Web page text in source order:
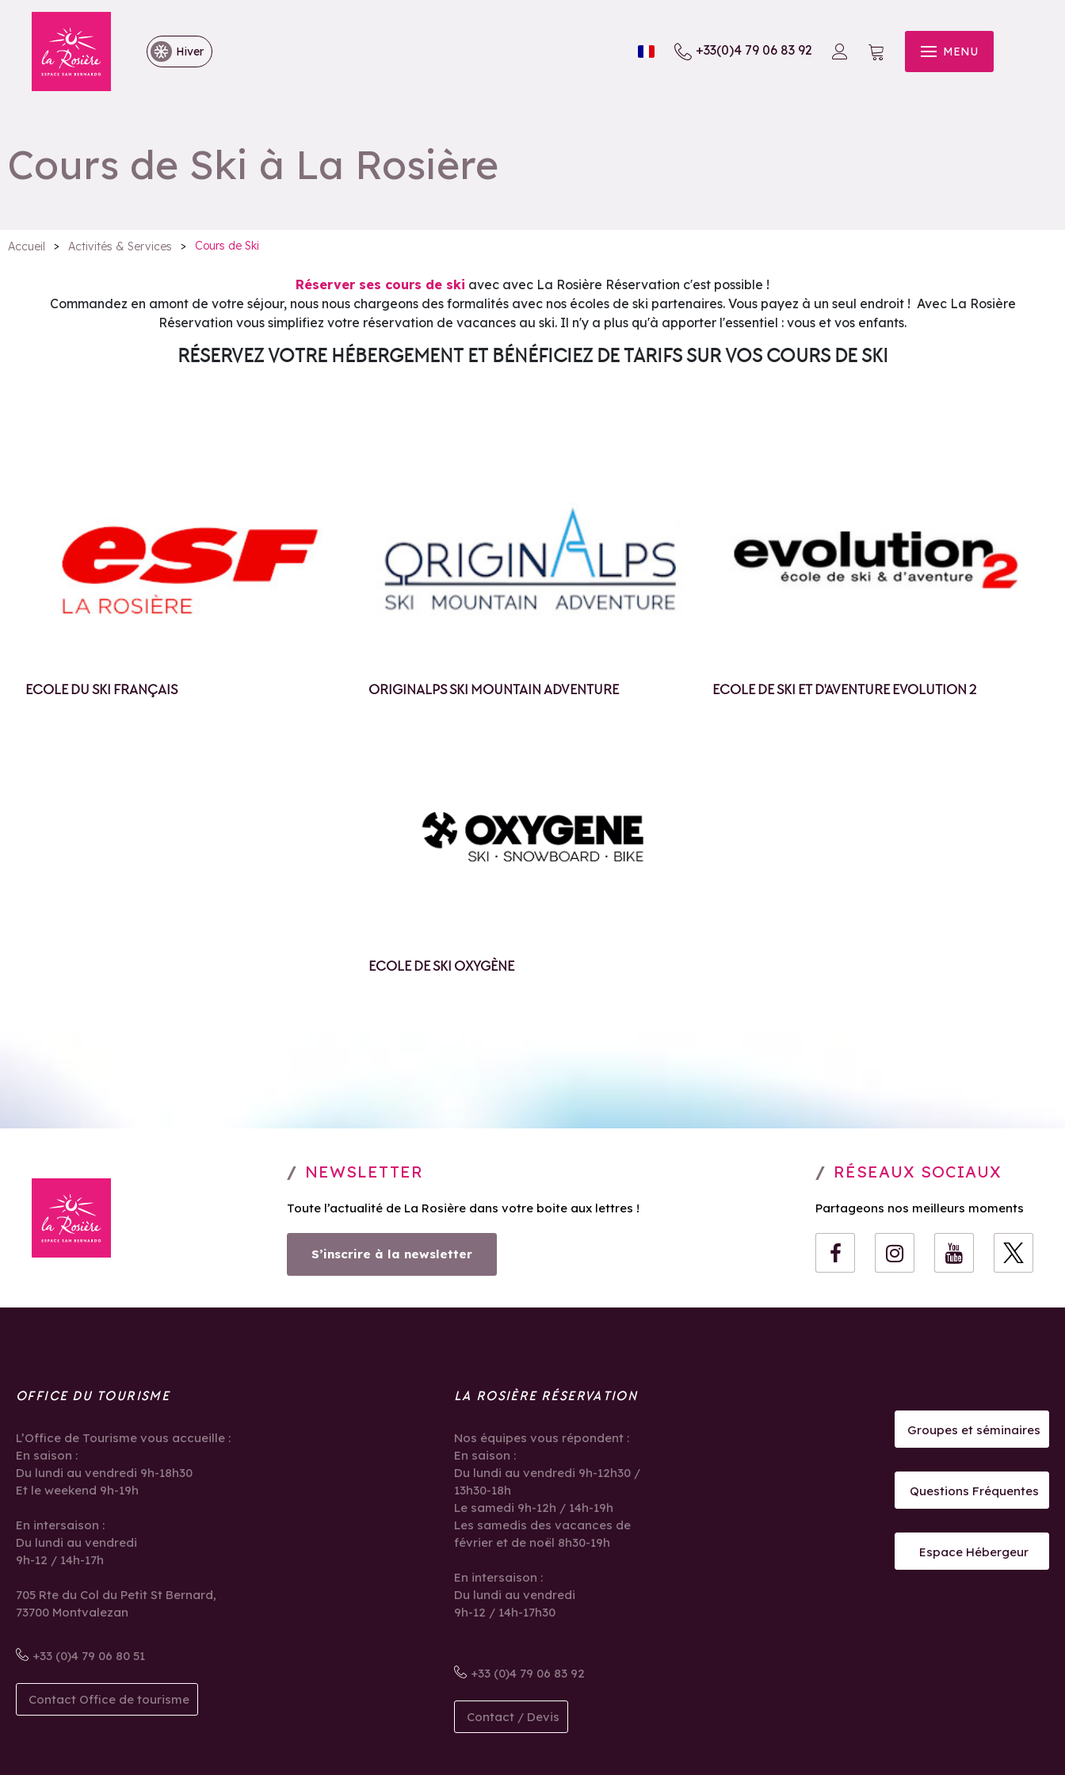
Hiver +33(0)4 79 06 83 92 MENU
Cours de Ski à La Rosière
Accueil > Activités & Services > Cours de Ski
Réserver ses cours de ski avec avec La Rosière Réservation c'est possible !
Commandez en amont de votre séjour, nous nous chargeons des formalités avec nos écoles de ski partenaires. Vous payez à un seul endroit ! Avec La Rosière
Réservation vous simplifiez votre réservation de vacances au ski. Il n'y a plus qu'à apporter l'essentiel : vous et vos enfants.
RÉSERVEZ VOTRE HÉBERGEMENT ET BÉNÉFICIEZ DE TARIFS SUR VOS COURS DE SKI
ECOLE DU SKI FRANÇAIS ORIGINALPS SKI MOUNTAIN ADVENTURE ECOLE DE SKI ET D'AVENTURE EVOLUTION 2
ECOLE DE SKI OXYGÈNE
NEWSLETTER
Toute l’actualité de La Rosière dans votre boite aux lettres !
S’inscrire à la newsletter
RÉSEAUX SOCIAUX
Partageons nos meilleurs moments
OFFICE DU TOURISME
L’Office de Tourisme vous accueille :
En saison :
Du lundi au vendredi 9h-18h30
Et le weekend 9h-19h
En intersaison :
Du lundi au vendredi
9h-12 / 14h-17h
705 Rte du Col du Petit St Bernard,
73700 Montvalezan
+33 (0)4 79 06 80 51
Contact Office de tourisme
LA ROSIÈRE RÉSERVATION
Nos équipes vous répondent :
En saison :
Du lundi au vendredi 9h-12h30 /
13h30-18h
Le samedi 9h-12h / 14h-19h
Les samedis des vacances de
février et de noël 8h30-19h
En intersaison :
Du lundi au vendredi
9h-12 / 14h-17h30
+33 (0)4 79 06 83 92
Contact / Devis
Groupes et séminaires
Questions Fréquentes
Espace Hébergeur